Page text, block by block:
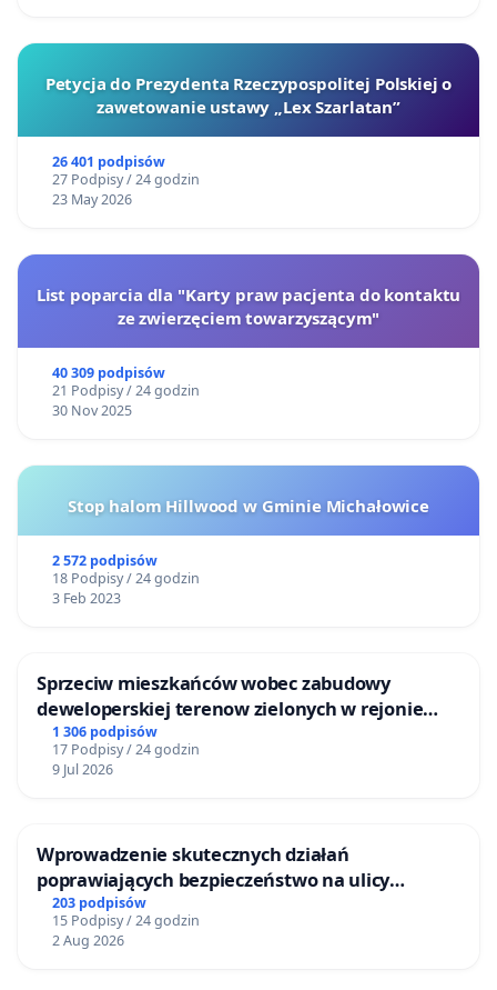
Petycja do Prezydenta Rzeczypospolitej Polskiej o
zawetowanie ustawy „Lex Szarlatan”
26 401 podpisów
27 Podpisy / 24 godzin
23 May 2026
List poparcia dla "Karty praw pacjenta do kontaktu
ze zwierzęciem towarzyszącym"
40 309 podpisów
21 Podpisy / 24 godzin
30 Nov 2025
Stop halom Hillwood w Gminie Michałowice
2 572 podpisów
18 Podpisy / 24 godzin
3 Feb 2023
Sprzeciw mieszkańców wobec zabudowy
deweloperskiej terenow zielonych w rejonie
Bulwarów Straceńskich w Bielsku-Białej
1 306 podpisów
17 Podpisy / 24 godzin
9 Jul 2026
Wprowadzenie skutecznych działań
poprawiających bezpieczeństwo na ulicy
Żeromskiego w Otwocku
203 podpisów
15 Podpisy / 24 godzin
2 Aug 2026